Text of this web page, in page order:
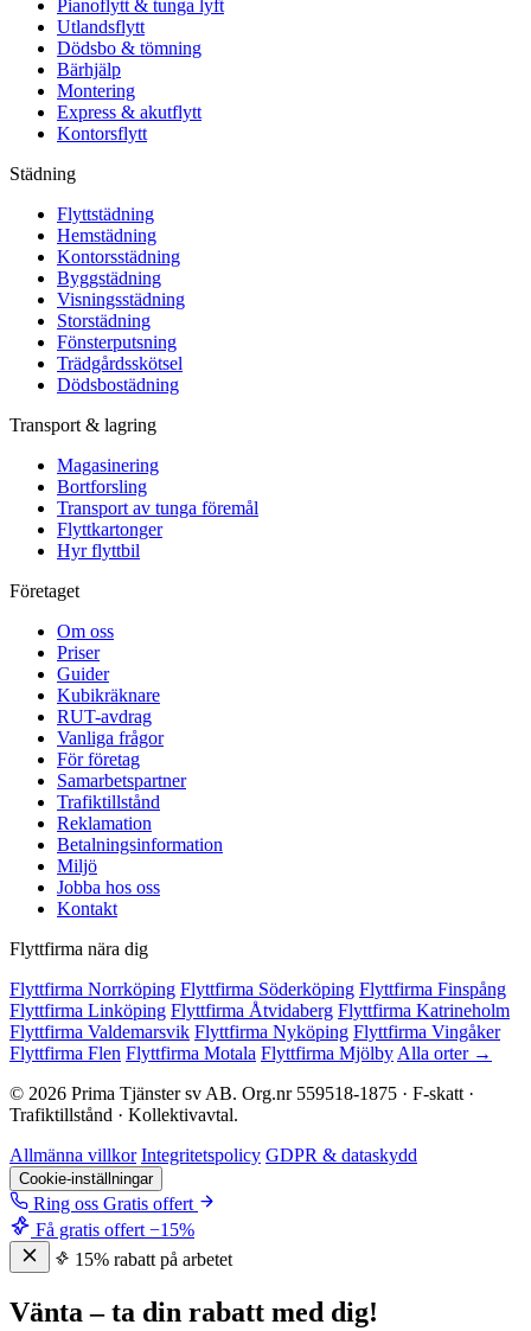
Pianoflytt & tunga lyft
Utlandsflytt
Dödsbo & tömning
Bärhjälp
Montering
Express & akutflytt
Kontorsflytt
Städning
Flyttstädning
Hemstädning
Kontorsstädning
Byggstädning
Visningsstädning
Storstädning
Fönsterputsning
Trädgårdsskötsel
Dödsbostädning
Transport & lagring
Magasinering
Bortforsling
Transport av tunga föremål
Flyttkartonger
Hyr flyttbil
Företaget
Om oss
Priser
Guider
Kubikräknare
RUT-avdrag
Vanliga frågor
För företag
Samarbetspartner
Trafiktillstånd
Reklamation
Betalningsinformation
Miljö
Jobba hos oss
Kontakt
Flyttfirma nära dig
Flyttfirma Norrköping Flyttfirma Söderköping Flyttfirma Finspång
Flyttfirma Linköping Flyttfirma Åtvidaberg Flyttfirma Katrineholm
Flyttfirma Valdemarsvik Flyttfirma Nyköping Flyttfirma Vingåker
Flyttfirma Flen Flyttfirma Motala Flyttfirma Mjölby Alla orter →
© 2026 Prima Tjänster sv AB. Org.nr 559518-1875 · F-skatt ·
Trafiktillstånd · Kollektivavtal.
Allmänna villkor Integritetspolicy GDPR & dataskydd
Cookie-inställningar
Ring oss Gratis offert
Få gratis offert −15%
15% rabatt på arbetet
Vänta – ta din rabatt med dig!